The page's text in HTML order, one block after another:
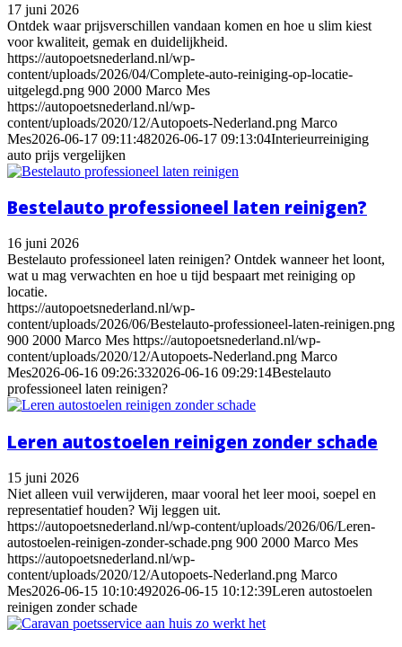
17 juni 2026
Ontdek waar prijsverschillen vandaan komen en hoe u slim kiest
voor kwaliteit, gemak en duidelijkheid.
https://autopoetsnederland.nl/wp-
content/uploads/2026/04/Complete-auto-reiniging-op-locatie-
uitgelegd.png 900 2000 Marco Mes
https://autopoetsnederland.nl/wp-
content/uploads/2020/12/Autopoets-Nederland.png Marco
Mes2026-06-17 09:11:482026-06-17 09:13:04Interieurreiniging
auto prijs vergelijken
Bestelauto professioneel laten reinigen?
16 juni 2026
Bestelauto professioneel laten reinigen? Ontdek wanneer het loont,
wat u mag verwachten en hoe u tijd bespaart met reiniging op
locatie.
https://autopoetsnederland.nl/wp-
content/uploads/2026/06/Bestelauto-professioneel-laten-reinigen.png
900 2000 Marco Mes https://autopoetsnederland.nl/wp-
content/uploads/2020/12/Autopoets-Nederland.png Marco
Mes2026-06-16 09:26:332026-06-16 09:29:14Bestelauto
professioneel laten reinigen?
Leren autostoelen reinigen zonder schade
15 juni 2026
Niet alleen vuil verwijderen, maar vooral het leer mooi, soepel en
representatief houden? Wij leggen uit.
https://autopoetsnederland.nl/wp-content/uploads/2026/06/Leren-
autostoelen-reinigen-zonder-schade.png 900 2000 Marco Mes
https://autopoetsnederland.nl/wp-
content/uploads/2020/12/Autopoets-Nederland.png Marco
Mes2026-06-15 10:10:492026-06-15 10:12:39Leren autostoelen
reinigen zonder schade